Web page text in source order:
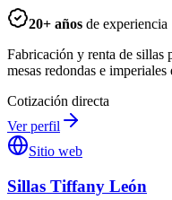
20+ años de experiencia
Fabricación y renta de sillas
mesas redondas e
Cotización directa
Ver perfil
Sitio web
Sillas Tiffany León